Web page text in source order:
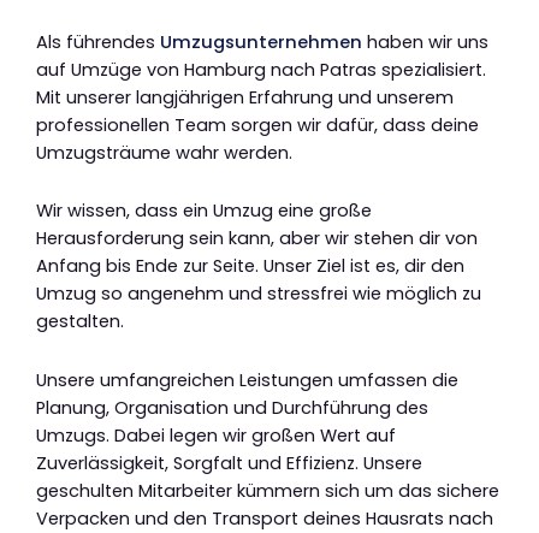
Als führendes Umzugsunternehmen haben wir uns
auf Umzüge von Hamburg nach Patras spezialisiert.
Mit unserer langjährigen Erfahrung und unserem
professionellen Team sorgen wir dafür, dass deine
Umzugsträume wahr werden.
Wir wissen, dass ein Umzug eine große
Herausforderung sein kann, aber wir stehen dir von
Anfang bis Ende zur Seite. Unser Ziel ist es, dir den
Umzug so angenehm und stressfrei wie möglich zu
gestalten.
Unsere umfangreichen Leistungen umfassen die
Planung, Organisation und Durchführung des
Umzugs. Dabei legen wir großen Wert auf
Zuverlässigkeit, Sorgfalt und Effizienz. Unsere
geschulten Mitarbeiter kümmern sich um das sichere
Verpacken und den Transport deines Hausrats nach